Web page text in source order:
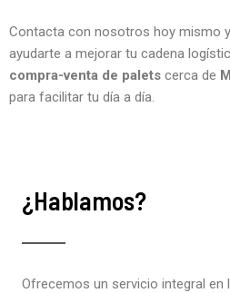
Contacta con nosotros hoy mismo
ayudarte a mejorar tu cadena
compra-venta de palets cerca de
para facilitar tu día a día.
¿Hablamos?
Ofrecemos un servicio integral en